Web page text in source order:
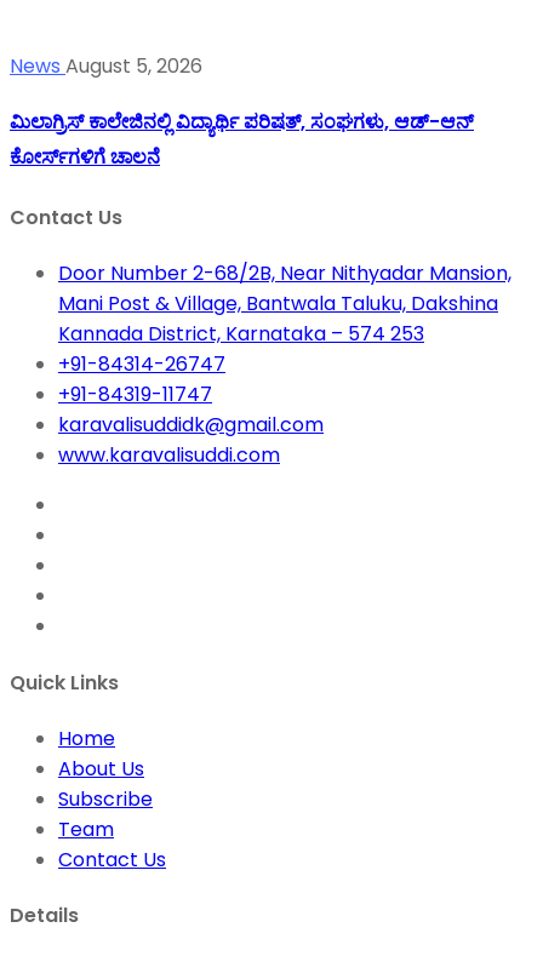
News August 5, 2026
ಮಿಲಾಗ್ರಿಸ್ ಕಾಲೇಜಿನಲ್ಲಿ ವಿದ್ಯಾರ್ಥಿ ಪರಿಷತ್‌, ಸಂಘಗಳು, ಆಡ್-ಆನ್
ಕೋರ್ಸ್‌ಗಳಿಗೆ ಚಾಲನೆ
Contact Us
Door Number 2-68/2B, Near Nithyadar Mansion,
Mani Post & Village, Bantwala Taluku, Dakshina
Kannada District, Karnataka – 574 253
+91-84314-26747
+91-84319-11747
karavalisuddidk@gmail.com
www.karavalisuddi.com
Quick Links
Home
About Us
Subscribe
Team
Contact Us
Details